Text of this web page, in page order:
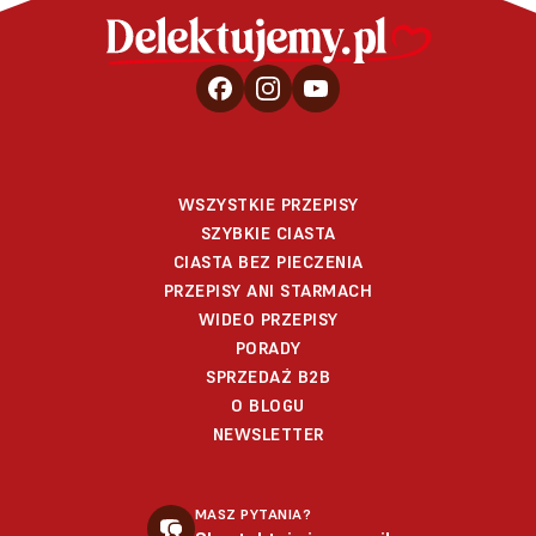
WSZYSTKIE PRZEPISY
SZYBKIE CIASTA
CIASTA BEZ PIECZENIA
PRZEPISY ANI STARMACH
WIDEO PRZEPISY
PORADY
SPRZEDAŻ B2B
O BLOGU
NEWSLETTER
MASZ PYTANIA?